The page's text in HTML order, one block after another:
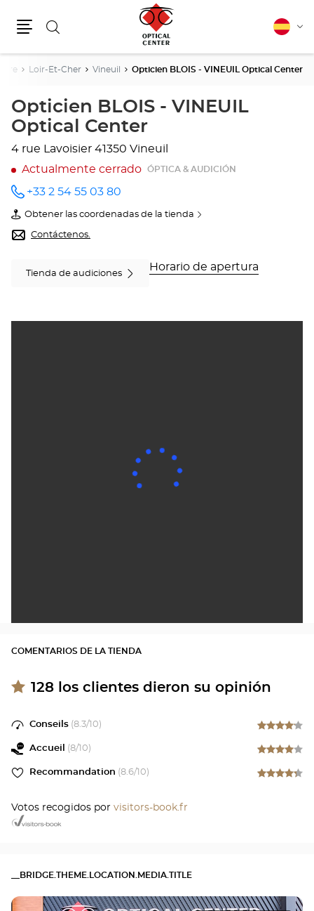
Buscar Español
Loir-Et-Cher Vineuil Opticien BLOIS - VINEUIL Optical Center
Opticien BLOIS - VINEUIL
Optical Center
4 rue Lavoisier 41350 Vineuil
Actualmente cerrado
ÓPTICA & AUDICIÓN
número
de
teléfono
+33 2 54 55 03 80
Obtener las coordenadas de la tienda
de
Opticien
BLOIS
Optical
Contáctenos.
Tienda de audiciones
Horario de apertura
COMENTARIOS DE LA TIENDA
128 los clientes dieron su opinión
Conseils (8.3/10)
Accueil (8/10)
Recommandation (8.6/10)
Votos recogidos por visitors-book.fr
__BRIDGE.THEME.LOCATION.MEDIA.TITLE